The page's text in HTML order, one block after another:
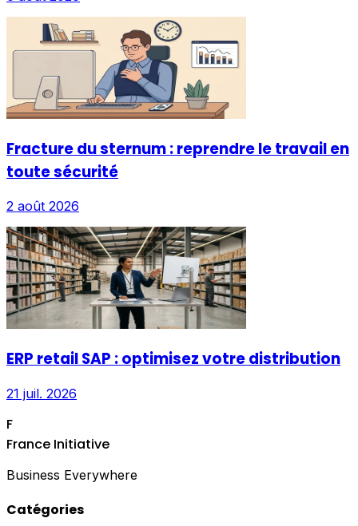
Fracture du sternum : reprendre le travail en
toute sécurité
2 août 2026
ERP retail SAP : optimisez votre distribution
21 juil. 2026
F
France Initiative
Business Everywhere
Catégories